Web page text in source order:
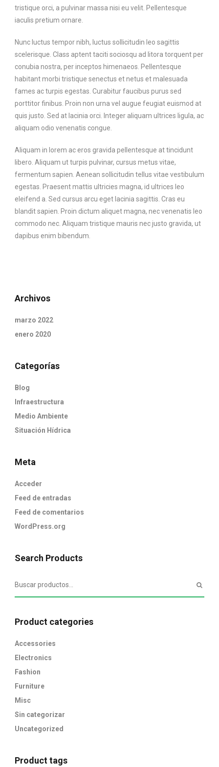
tristique orci, a pulvinar massa nisi eu velit. Pellentesque
iaculis pretium ornare.
Nunc luctus tempor nibh, luctus sollicitudin leo sagittis
scelerisque. Class aptent taciti sociosqu ad litora torquent per
conubia nostra, per inceptos himenaeos. Pellentesque
habitant morbi tristique senectus et netus et malesuada
fames ac turpis egestas. Curabitur faucibus purus sed
porttitor finibus. Proin non urna vel augue feugiat euismod at
quis justo. Sed at lacinia orci. Integer aliquam ultrices ligula, ac
aliquam odio venenatis congue.
Aliquam in lorem ac eros gravida pellentesque at tincidunt
libero. Aliquam ut turpis pulvinar, cursus metus vitae,
fermentum sapien. Aenean sollicitudin tellus vitae vestibulum
egestas. Praesent mattis ultricies magna, id ultrices leo
eleifend a. Sed cursus arcu eget lacinia sagittis. Cras eu
blandit sapien. Proin dictum aliquet magna, nec venenatis leo
commodo nec. Aliquam tristique mauris nec justo gravida, ut
dapibus enim bibendum.
Archivos
marzo 2022
enero 2020
Categorías
Blog
Infraestructura
Medio Ambiente
Situación Hídrica
Meta
Acceder
Feed de entradas
Feed de comentarios
WordPress.org
Search Products
Product categories
Accessories
Electronics
Fashion
Furniture
Misc
Sin categorizar
Uncategorized
Product tags